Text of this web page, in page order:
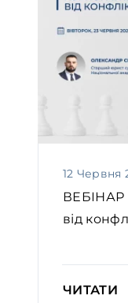
12 Червня
ВЕБІНАР
від
ЧИТАТИ